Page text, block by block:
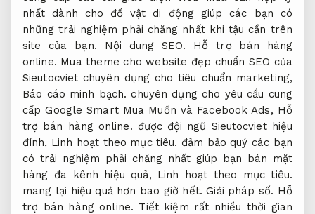
nhất dành cho đồ vật di động giúp các bạn có
những trải nghiệm phải chăng nhất khi tậu cần trên
site của bạn. Nội dung SEO.
Hỗ trợ bán hàng
online. Mua theme cho website đẹp chuẩn SEO của
Sieutocviet chuyên dụng cho tiêu chuẩn marketing,
Báo cáo minh bạch. chuyên dụng cho yêu cầu cung
cấp Google Smart Mua Muốn và Facebook Ads, Hỗ
trợ bán hàng online. được đội ngũ Sieutocviet hiệu
đính, Linh hoạt theo mục tiêu. đảm bảo quý các bạn
có trải nghiệm phải chăng nhất giúp bạn bán mặt
hàng đa kênh hiệu quả, Linh hoạt theo mục tiêu.
mang lại hiệu quả hơn bao giờ hết.Giải pháp số. Hỗ
trợ bán hàng online. Tiết kiệm rất nhiều thời gian